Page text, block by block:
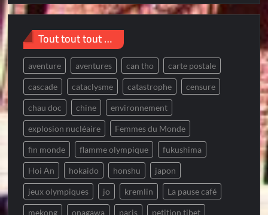
Tout tout tout …
aventure aventures can tho carte postale
cascade cataclysme catastrophe censure
chau doc chine environnement
explosion nucléaire Femmes du Monde
fin monde flamme olympique fukushima
Hoi An hokaido honshu japon
jeux olympiques jo kremlin La pause café
mekong onagawa paris petition tibet